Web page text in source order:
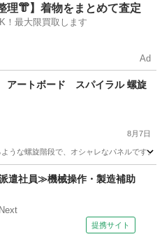
具
理👘】着物をまとめて査定
！最大限買取します
Ad
ートボード スパイラル 螺旋
8月7日
うな螺旋階段で、オシャレなパネルです
ンテリア雑貨/小物
遣社員≫機械操作・製造補助
提携サイト